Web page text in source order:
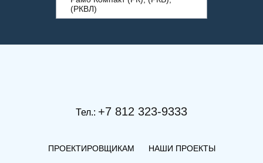
(РКВЛ)
Тел.: +7 812 323-9333
ПРОЕКТИРОВЩИКАМ НАШИ ПРОЕКТЫ